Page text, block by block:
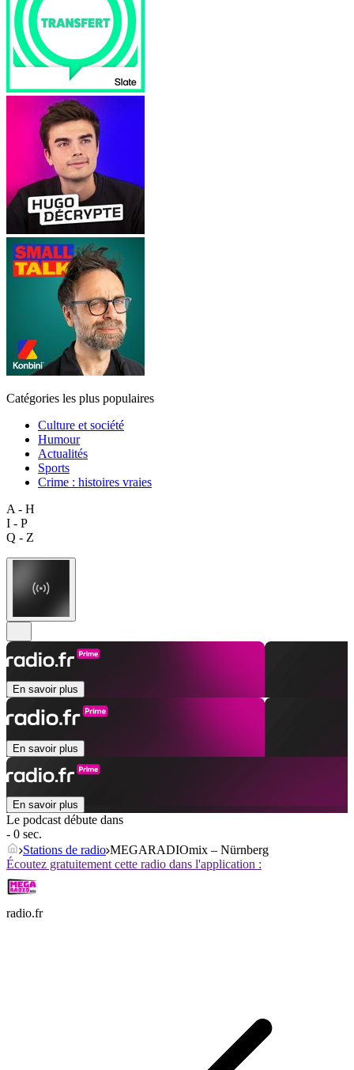
Catégories les plus populaires
Culture et société
Humour
Actualités
Sports
Crime : histoires vraies
A - H
I - P
Q - Z
En savoir plus
En savoir plus
En savoir plus
Le podcast débute dans
- 0 sec.
Stations de radio MEGARADIOmix – Nürnberg
Écoutez gratuitement cette radio dans l'application :
radio.fr